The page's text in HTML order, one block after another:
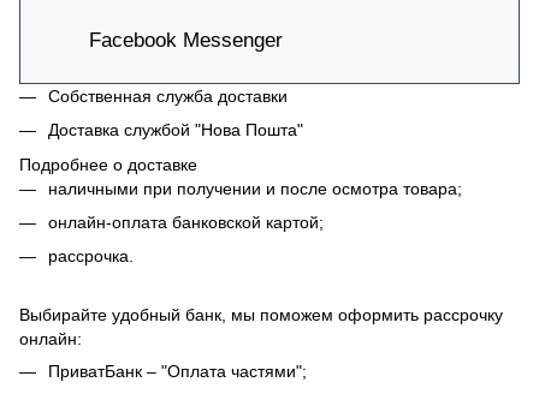
Facebook Messenger
Собственная служба доставки
Доставка службой "Нова Пошта"
Подробнее о доставке
наличными при получении и после осмотра товара;
онлайн-оплата банковской картой;
рассрочка.
Выбирайте удобный банк, мы поможем оформить рассрочку
онлайн:
ПриватБанк – "Оплата частями";